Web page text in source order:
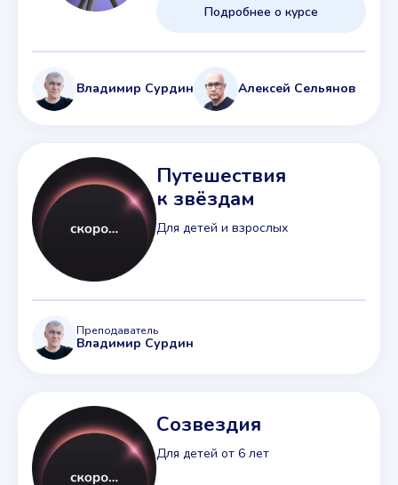
Подробнее о курсе
Владимир Сурдин Алексей Сельянов
Путешествия
к звёздам
Для детей и взрослых
Преподаватель
Владимир Сурдин
Созвездия
Для детей от 6 лет